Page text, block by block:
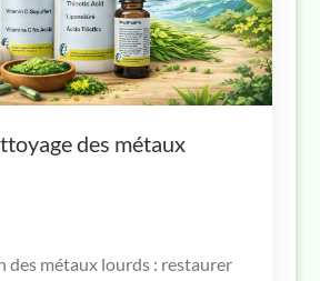
des métaux
des métaux lourds : restaurer